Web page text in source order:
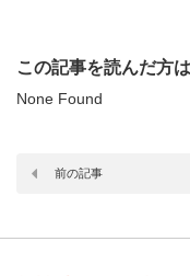
この記事を読んだ方
None Found
前の記事